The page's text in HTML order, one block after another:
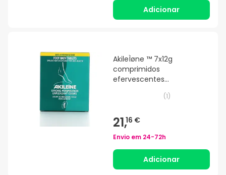
Adicionar
AkileÌøne ™ 7x12g
comprimidos
efervescentes
antitranspirantes
(1)
21,16 €
Envio em 24-72h
Adicionar